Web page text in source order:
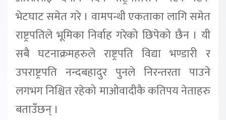
भेटघाट समेत गरे । वामपन्थी एकताका लागि समेत
राष्ट्रपतिले भूमिका निर्वाह गरेको छिपेको छैन । यी
सबै घटनाक्रमहरुले राष्ट्रपति विद्या भण्डारी र
उपराष्ट्रपति नन्दबहादुर पुनले निरन्तरता पाउने
लगभग निश्चित रहेको माओवादीकै कतिपय नेताहरु
बताउँछन् ।